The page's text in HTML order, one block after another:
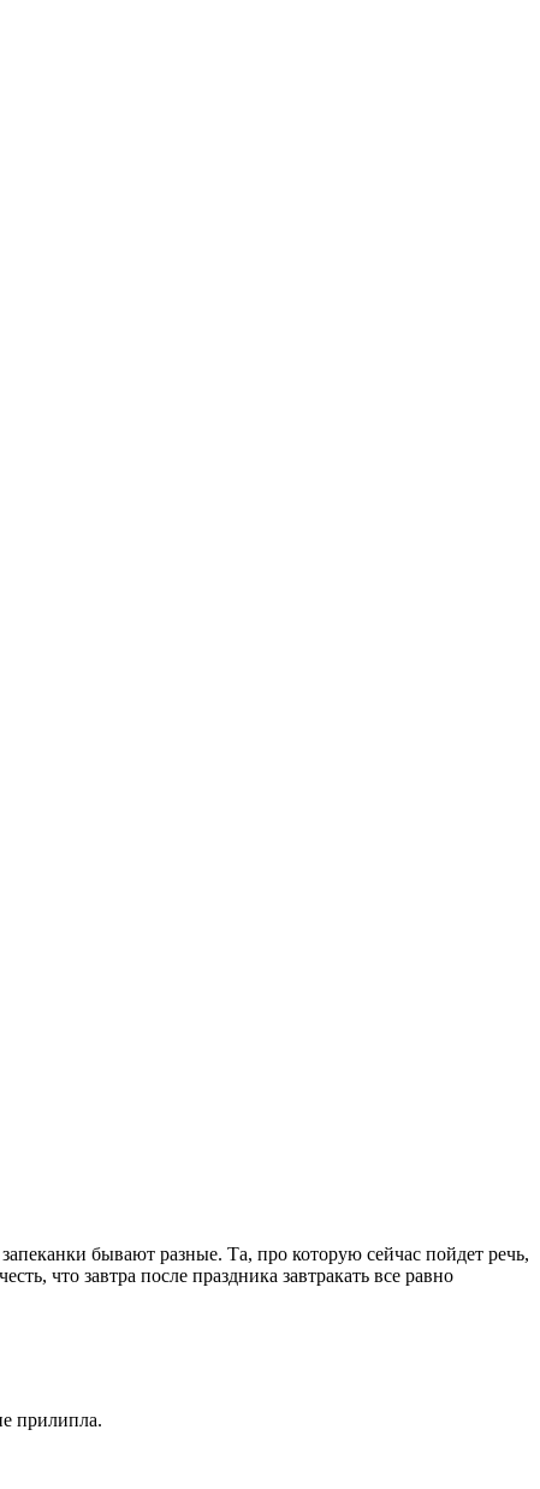
бывают разные. Та, про которую сейчас пойдет речь,
что завтра после праздника завтракать все равно
прилипла.